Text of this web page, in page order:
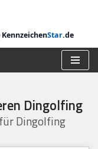
KennzeichenStar.de
Dingolfing
Dingolfing